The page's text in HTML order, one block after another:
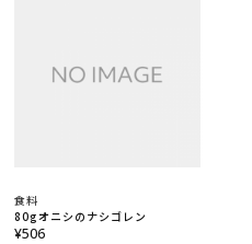
食料
80gオニシのナシゴレン
¥506